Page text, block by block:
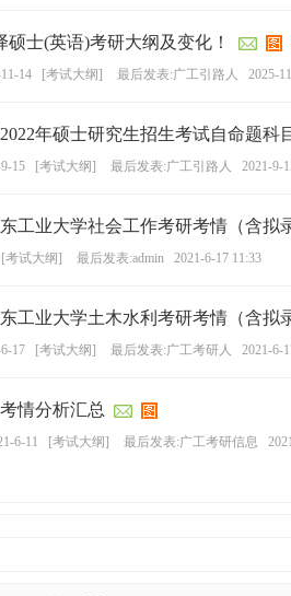
硕士(英语)考研大纲及变化！
14 [考试大纲] 最后发表:广工引路人 2025-
年硕士研究生招生考试自命题科
15 [考试大纲] 最后发表:广工引路人 2021-9-
工业大学社会工作考研考情（含拟
[考试大纲] 最后发表:admin 2021-6-17 11:33
工业大学土木水利考研考情（含拟
17 [考试大纲] 最后发表:广工考研人 2021-6-
情分析汇总
6-11 [考试大纲] 最后发表:广工考研信息